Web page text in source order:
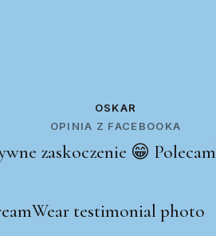
OSKAR
OPINIA Z FACEBOOKA
zaskoczenie 😁 Polecam